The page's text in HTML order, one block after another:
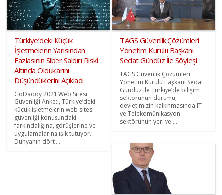
Türkiye’deki Küçük
İşletmelerin Yarısından
Fazlasının Siber Saldırı Riski
Altında Olduklarını
Düşündüklerini Açıkladı
GoDaddy 2021 Web Sitesi
Güvenliği Anketi, Türkiye’deki
küçük işletmelerin web sitesi
güvenliği konusundaki
farkındalığına, görüşlerine ve
uygulamalarına ışık tutuyor.
Dünyanın dört ...
TAGS Güvenlik Çözümleri
Yönetim Kurulu Başkanı
Sedat Gündüz İle Söyleşi
TAGS Güvenlik Çözümleri
Yönetim Kurulu Başkanı Sedat
Gündüz ile Türkiye’de bilişim
sektörünün durumu,
devletimizin kalkınmasında IT
ve Telekomünikasyon
sektörünün yeri ve ...